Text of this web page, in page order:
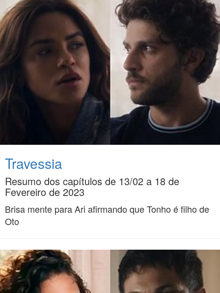
Travessia
Resumo dos capítulos de 13/02 a 18 de
Fevereiro de 2023
Brisa mente para Ari afirmando que Tonho é filho de
Oto